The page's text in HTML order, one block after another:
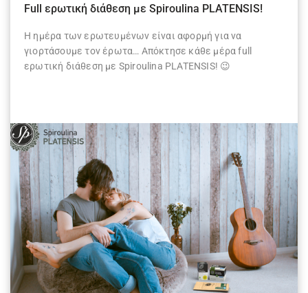
Full ερωτική διάθεση με Spiroulina PLATENSIS!
Η ημέρα των ερωτευμένων είναι αφορμή για να
γιορτάσουμε τον έρωτα… Απόκτησε κάθε μέρα full
ερωτική διάθεση με Spiroulina PLATENSIS! 😉